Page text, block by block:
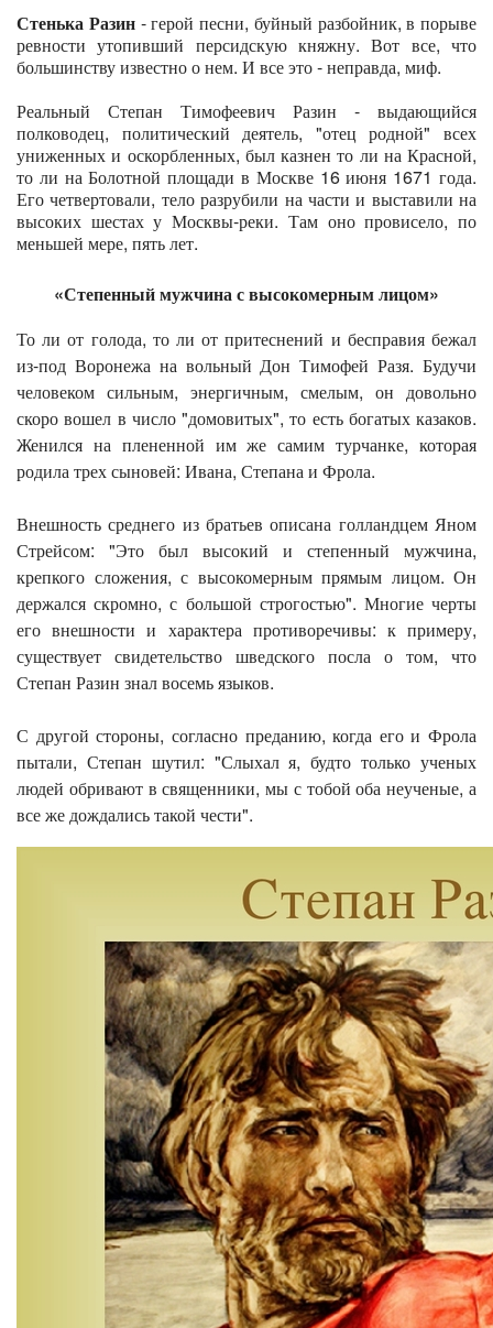
Стенька Разин- герой песни, буйный разбойник, в порыве
ревности утопивший персидскую княжну. Вот все, что
большинству известно о нем. И все это - неправда, миф.
Реальный Степан Тимофеевич Разин - выдающийся
полководец, политический деятель, "отец родной" всех
униженных и оскорбленных, был казнен то ли на Красной,
то ли на Болотной площади в Москве 16 июня 1671 года.
Его четвертовали, тело разрубили на части и выставили на
высоких шестах у Москвы-реки. Там оно провисело, по
меньшей мере, пять лет.
«Степенный мужчина с высокомерным лицом»
То ли от голода, то ли от притеснений и бесправия бежал
из-под Воронежа на вольный Дон Тимофей Разя. Будучи
человеком сильным, энергичным, смелым, он довольно
скоро вошел в число "домовитых", то есть богатых казаков.
Женился на плененной им же самим турчанке, которая
родила трех сыновей: Ивана, Степана и Фрола.
Внешность среднего из братьев описана голландцем Яном
Стрейсом: "Это был высокий и степенный мужчина,
крепкого сложения, с высокомерным прямым лицом. Он
держался скромно, с большой строгостью". Многие черты
его внешности и характера противоречивы: к примеру,
существует свидетельство шведского посла о том, что
Степан Разин знал восемь языков.
С другой стороны, согласно преданию, когда его и Фрола
пытали, Степан шутил: "Слыхал я, будто только ученых
людей обривают в священники, мы с тобой оба неученые, а
все же дождались такой чести".